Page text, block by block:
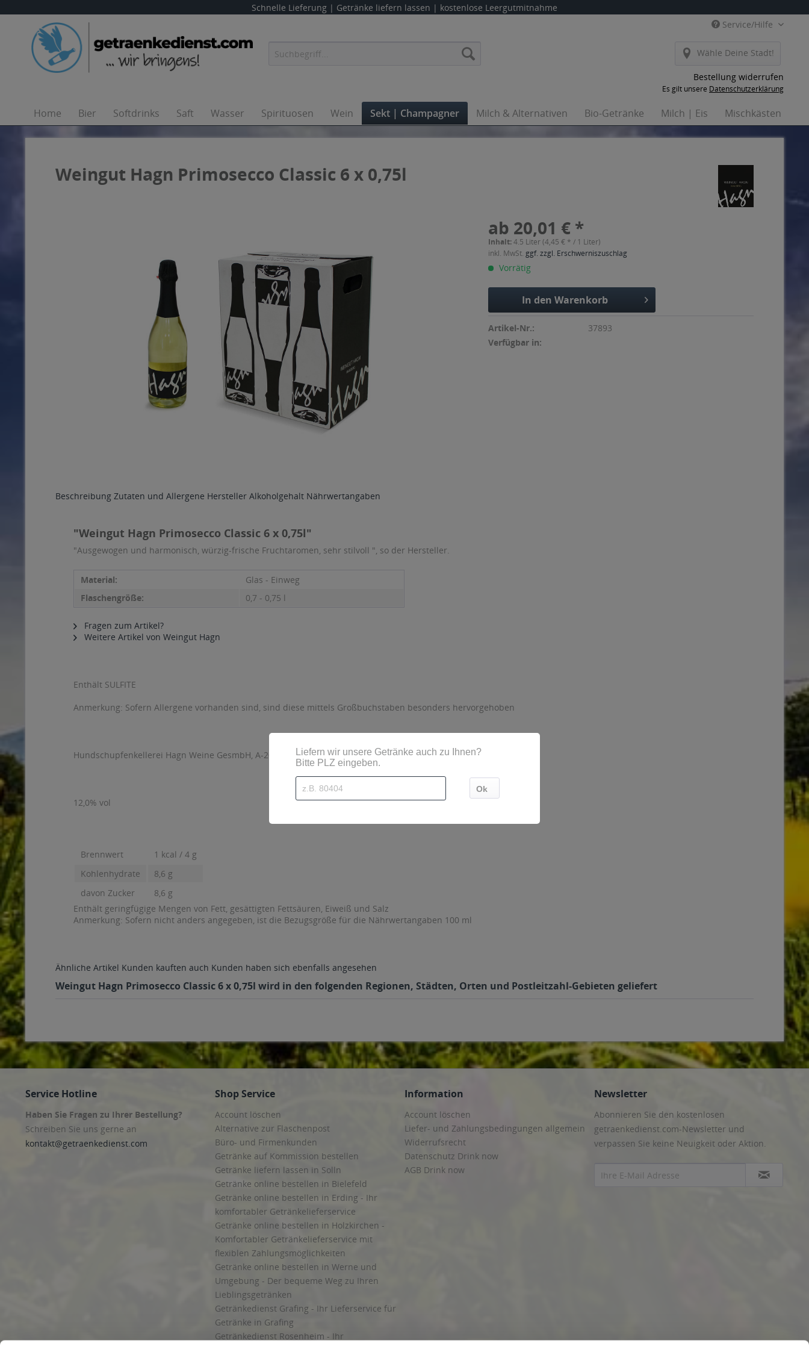
Schnelle Lieferung | Getränke liefern lassen | kostenlose Leergutmitnahme
Service/Hilfe
Wähle Deine Stadt!
Bestellung widerrufen
Es gilt unsere Datenschutzerklärung
Home Bier Softdrinks Saft Wasser Spirituosen Wein Sekt | Champagner Milch & Alternativen Bio-Getränke Milch | Eis Mischkästen
Weingut Hagn Primosecco Classic 6 x 0,75l
ab 20,01 € *
Inhalt:4.5 Liter (4,45 € * / 1 Liter)
inkl. MwSt. ggf. zzgl. Erschwerniszuschlag
Vorrätig
In den Warenkorb
Artikel-Nr.:
37893
Verfügbar in:
Beschreibung Zutaten und Allergene Hersteller Alkoholgehalt Nährwertangaben
"Weingut Hagn Primosecco Classic 6 x 0,75l"
"Ausgewogen und harmonisch, würzig-frische Fruchtaromen, sehr stilvoll ", so der Hersteller.
Material:
Glas - Einweg
Flaschengröße:
0,7 - 0,75 l
Fragen zum Artikel?
Weitere Artikel von Weingut Hagn
Enthält SULFITE
Anmerkung: Sofern Allergene vorhanden sind, sind diese mittels Großbuchstaben besonders hervorgehoben
Hundschupfenkellerei Hagn Weine GesmbH, A-2024 Mailberg 154
12,0% vol
Brennwert
1 kcal / 4 g
Kohlenhydrate
8,6 g
davon Zucker
8,6 g
Enthält geringfügige Mengen von Fett, gesättigten Fettsäuren, Eiweiß und Salz
Anmerkung: Sofern nicht anders angegeben, ist die Bezugsgröße für die Nährwertangaben 100 ml
Ähnliche Artikel Kunden kauften auch Kunden haben sich ebenfalls angesehen
Weingut Hagn Primosecco Classic 6 x 0,75l wird in den folgenden Regionen, Städten, Orten und Postleitzahl-Gebieten geliefert
Service Hotline
Haben Sie Fragen zu Ihrer Bestellung?
Schreiben Sie uns gerne an
kontakt@getraenkedienst.com
Shop Service
Account löschen
Alternative zur Flaschenpost
Büro- und Firmenkunden
Getränke auf Kommission bestellen
Getränke liefern lassen in Solln
Getränke online bestellen in Bielefeld
Getränke online bestellen in Erding - Ihr
komfortabler Getränkelieferservice
Getränke online bestellen in Holzkirchen -
Komfortabler Getränkelieferservice mit
flexiblen Zahlungsmöglichkeiten
Getränke online bestellen in Werne und
Umgebung - Der bequeme Weg zu Ihren
Lieblingsgetränken
Getränkedienst Grafing - Ihr Lieferservice für
Getränke in Grafing
Getränkedienst Rosenheim - Ihr
Information
Account löschen
Liefer- und Zahlungsbedingungen allgemein
Widerrufsrecht
Datenschutz Drink now
AGB Drink now
Newsletter
Abonnieren Sie den kostenlosen
getraenkedienst.com-Newsletter und
verpassen Sie keine Neuigkeit oder Aktion.